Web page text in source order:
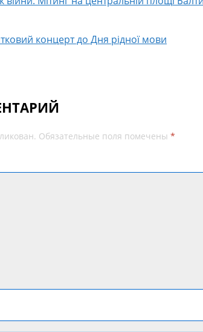
концерт до Дня рідної мови
Обязательные поля помечены*